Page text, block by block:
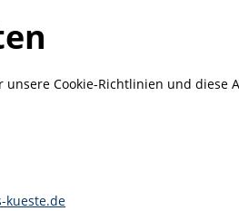
Cookie-Richtlinien und
kueste.de